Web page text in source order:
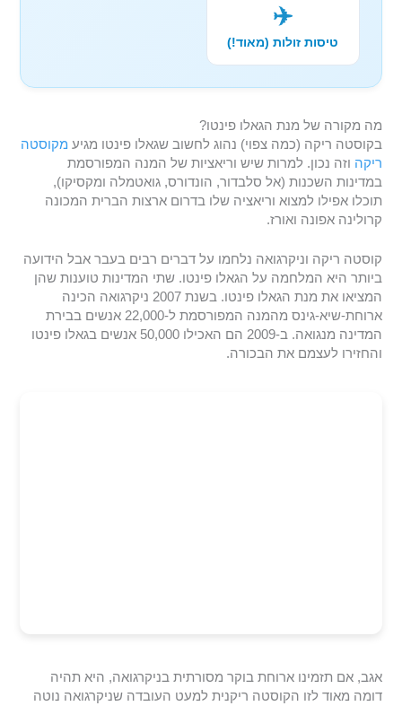
✈️
טיסות זולות (מאוד!)
מה מקורה של מנת הגאלו פינטו?
בקוסטה ריקה (כמה צפוי) נהוג לחשוב שגאלו פינטו מגיע מקוסטה
ריקה וזה נכון. למרות שיש וריאציות של המנה המפורסמת
במדינות השכנות (אל סלבדור, הונדורס, גואטמלה ומקסיקו),
תוכלו אפילו למצוא וריאציה שלו בדרום ארצות הברית המכונה
קרולינה אפונה ואורז.
קוסטה ריקה וניקרגואה נלחמו על דברים רבים בעבר אבל הידועה
ביותר היא המלחמה על הגאלו פינטו. שתי המדינות טוענות שהן
המציאו את מנת הגאלו פינטו. בשנת 2007 ניקרגואה הכינה
ארוחת-שיא-גינס מהמנה המפורסמת ל-22,000 אנשים בבירת
המדינה מנגואה. ב-2009 הם האכילו 50,000 אנשים בגאלו פינטו
והחזירו לעצמם את הבכורה.
אגב, אם תזמינו ארוחת בוקר מסורתית בניקרגואה, היא תהיה
דומה מאוד לזו הקוסטה ריקנית למעט העובדה שניקרגואה נוטה